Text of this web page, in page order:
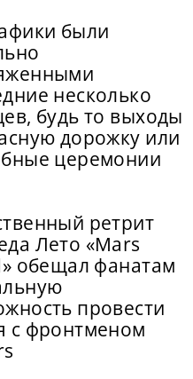
были
несколько
будь то выходы
дорожку или
церемонии
ретрит
Лето «Mars
обещал фанатам
провести
с фронтменом